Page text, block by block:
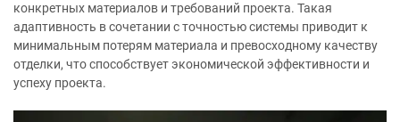
конкретных материалов и требований проекта. Такая
адаптивность в сочетании с точностью системы приводит к
минимальным потерям материала и превосходному качеству
отделки, что способствует экономической эффективности и
успеху проекта.